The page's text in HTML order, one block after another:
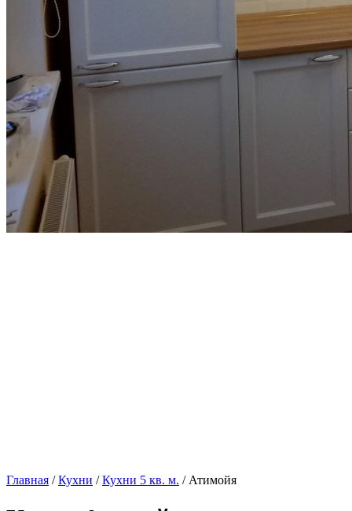
Главная /Кухни /Кухни 5 кв. м. / Атимойя